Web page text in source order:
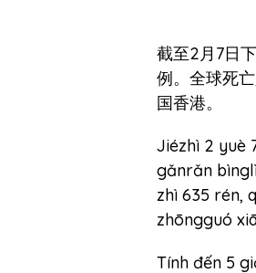
截至2月7日
例。全球死
国香港。
Jiézhì 2 yuè
gǎnrǎn
zhì 635 rén,
zhōngguó
Tính đến 5